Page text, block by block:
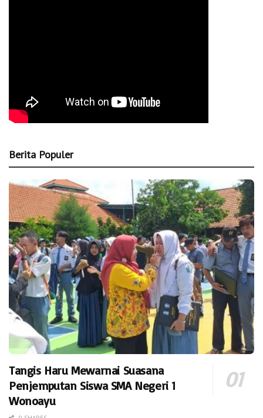
Berita Populer
Tangis Haru Mewarnai Suasana
Penjemputan Siswa SMA Negeri 1
Wonoayu